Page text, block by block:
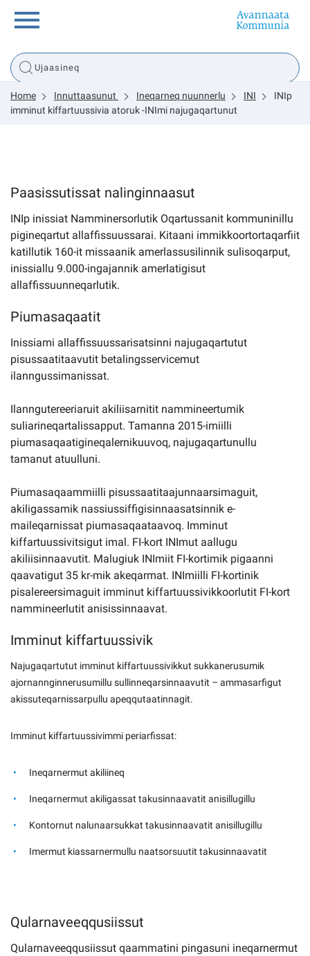
Innuttaasunut
Inuussutissarsiorneq
Tassaarsuaq
sullissivik.gl
Pilersaarutinut isaavik
Kommuni pillugu paasissutissat
Home Innuttaasunut Ineqarneq nuunnerlu INI
INIp
imminut kiffartuussivia atoruk -INImi najugaqartunut
Paasissutissat nalinginnaasut
INIp inissiat Namminersorlutik Oqartussanit kommuninillu
pigineqartut allaffissuussarai. Kitaani immikkoortortaqarfiit
katillutik 160-it missaanik amerlassusilinnik sulisoqarput,
inissiallu 9.000-ingajannik amerlatigisut
allaffissuunneqarlutik.
Piumasaqaatit
Inissiami allaffissuussarisatsinni najugaqartutut
pisussaatitaavutit betalingsservicemut
ilanngussimanissat.
Ilanngutereeriaruit akiliisarnitit nammineertumik
suliarineqartalissapput. Tamanna 2015-imiilli
piumasaqaatigineqalernikuuvoq, najugaqartunullu
tamanut atuulluni.
Piumasaqaammiilli pisussaatitaajunnaarsimaguit,
akiligassamik nassiussiffigisinnaasatsinnik e-
maileqarnissat piumasaqaataavoq. Imminut
kiffartuussivitsigut imal. FI-kort INImut aallugu
akiliisinnaavutit. Malugiuk INImiit FI-kortimik pigaanni
qaavatigut 35 kr-mik akeqarmat. INImiilli FI-kortinik
pisalereersimaguit imminut kiffartuussivikkoorlutit FI-kort
nammineerlutit anisissinnaavat.
Imminut kiffartuussivik
Najugaqartutut imminut kiffartuussivikkut sukkanerusumik
ajornannginnerusumillu sullinneqarsinnaavutit – ammasarfigut
akissuteqarnissarpullu apeqqutaatinnagit.
Imminut kiffartuussivimmi periarfissat:
Ineqarnermut akiliineq
Ineqarnermut akiligassat takusinnaavatit anisillugillu
Kontornut nalunaarsukkat takusinnaavatit anisillugillu
Imermut kiassarnermullu naatsorsuutit takusinnaavatit
Qularnaveeqqusiissut
Qularnaveeqqusiissut qaammatini pingasuni ineqarnermut